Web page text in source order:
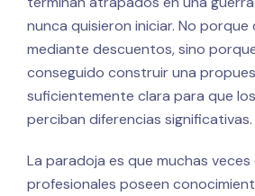
nunca quisieron iniciar. No
mediante descuentos, sino
conseguido construir una
suficientemente clara para que
perciban diferencias significativas.
La paradoja es que muchas
profesionales poseen